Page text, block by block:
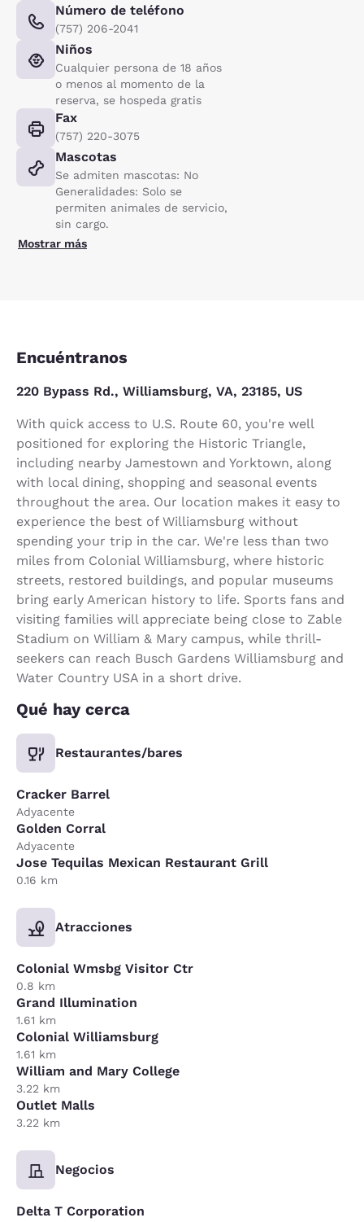
Número de teléfono
(757) 206-2041
Niños
Cualquier persona de 18 años
o menos al momento de la
reserva, se hospeda gratis
Fax
(757) 220-3075
Mascotas
Se admiten mascotas: No
Generalidades: Solo se
permiten animales de servicio,
sin cargo.
Mostrar más
Encuéntranos
220 Bypass Rd., Williamsburg, VA, 23185, US
With quick access to U.S. Route 60, you're well
positioned for exploring the Historic Triangle,
including nearby Jamestown and Yorktown, along
with local dining, shopping and seasonal events
throughout the area. Our location makes it easy to
experience the best of Williamsburg without
spending your trip in the car. We're less than two
miles from Colonial Williamsburg, where historic
streets, restored buildings, and popular museums
bring early American history to life. Sports fans and
visiting families will appreciate being close to Zable
Stadium on William & Mary campus, while thrill-
seekers can reach Busch Gardens Williamsburg and
Water Country USA in a short drive.
Qué hay cerca
Restaurantes/bares
Cracker Barrel
Adyacente
Golden Corral
Adyacente
Jose Tequilas Mexican Restaurant Grill
0.16 km
Atracciones
Colonial Wmsbg Visitor Ctr
0.8 km
Grand Illumination
1.61 km
Colonial Williamsburg
1.61 km
William and Mary College
3.22 km
Outlet Malls
3.22 km
Negocios
Delta T Corporation